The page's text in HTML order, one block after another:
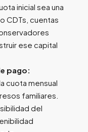
inicial sea una
CDTs, cuentas
ese capital
pago:
cuota mensual
familiares.
del